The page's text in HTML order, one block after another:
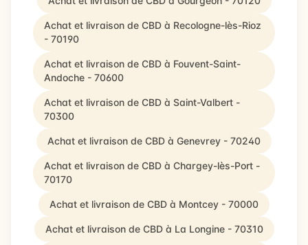
Achat et livraison de CBD à Recologne-lès-Rioz
- 70190
Achat et livraison de CBD à Fouvent-Saint-
Andoche - 70600
Achat et livraison de CBD à Saint-Valbert -
70300
Achat et livraison de CBD à Genevrey - 70240
Achat et livraison de CBD à Chargey-lès-Port -
70170
Achat et livraison de CBD à Montcey - 70000
Achat et livraison de CBD à La Longine - 70310